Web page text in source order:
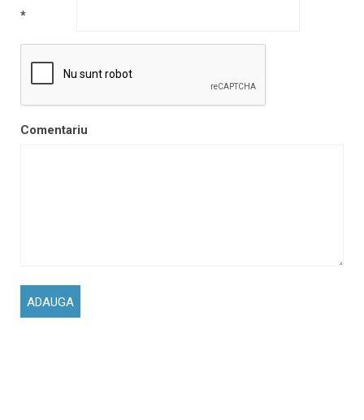
*
Comentariu